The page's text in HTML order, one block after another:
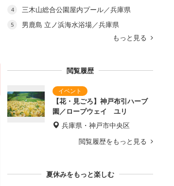
4 三木山総合公園屋内プール／兵庫県
5
男鹿島 立ノ浜海水浴場／兵庫県
もっと見る
閲覧履歴
【花・見ごろ】神戸布引ハーブ
園／ロープウェイ ユリ
兵庫県・神戸市中央区
閲覧履歴をもっと見る
夏休みをもっと楽しむ